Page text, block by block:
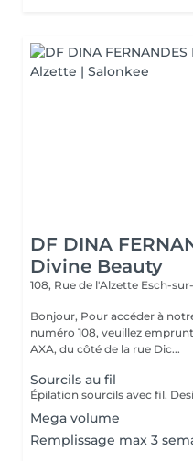
DF DINA
Divine Beauty
108, Rue de l'Alzette Esch-
Bonjour, Pour accéder à notre institut, une fois arrivé au
numéro 108, veuillez
AXA, du côté de la rue Dic...
Sourcils au fil
Épilation sourcils avec fil.
Mega volume
Remplissage max 3